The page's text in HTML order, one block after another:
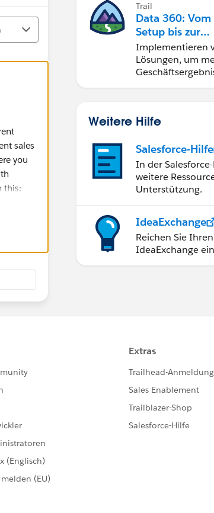
sales
you
this:
Trail
Data 360: Vom
Setup bis zur
Aktivierung
Implementieren
Lösungen, um
Weitere Hilfe
Salesforce-Hilfe
In der
weitere
Unterstützung.
IdeaExchange
Reichen Sie
IdeaExchange